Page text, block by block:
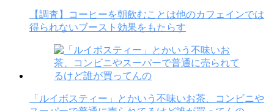
【調査】コーヒーを朝飲むことは他のカフェインでは
得られないブースト効果をもたらす
「ルイボスティー」とかいう不味いお茶、コンビニや